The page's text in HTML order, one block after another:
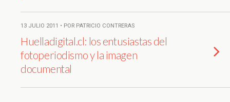
13 JULIO 2011 • POR PATRICIO CONTRERAS
Huelladigital.cl: los entusiastas del
fotoperiodismo y la imagen
documental